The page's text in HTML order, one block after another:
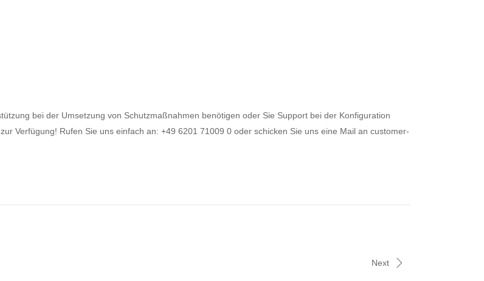
bei der Umsetzung von Schutzmaßnahmen benötigen oder Sie Support bei der Konfiguration
Verfügung! Rufen Sie uns einfach an: +49 6201 71009 0 oder schicken Sie uns eine Mail an customer-
Next